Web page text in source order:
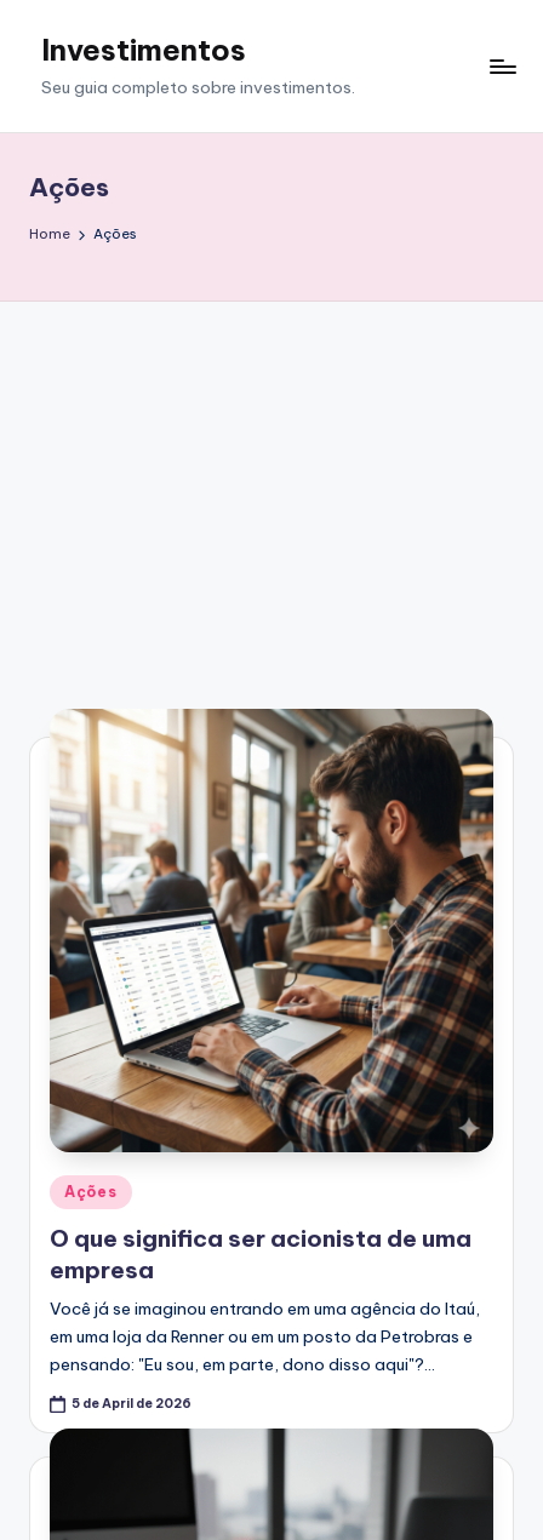
Investimentos
Seu guia completo sobre investimentos.
Ações
Home Ações
Posted
in
Ações
O que significa ser acionista de uma
empresa
Você já se imaginou entrando em uma agência do Itaú,
em uma loja da Renner ou em um posto da Petrobras e
pensando: "Eu sou, em parte, dono disso aqui"?…
5 de April de 2026